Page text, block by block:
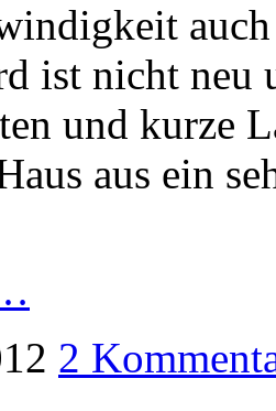
ist nicht neu
und kurze
aus ein
2